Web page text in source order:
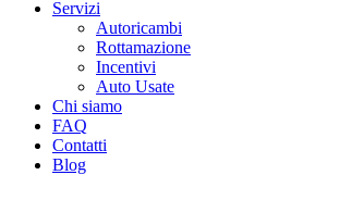
Servizi
Autoricambi
Rottamazione
Incentivi
Auto Usate
Chi siamo
FAQ
Contatti
Blog